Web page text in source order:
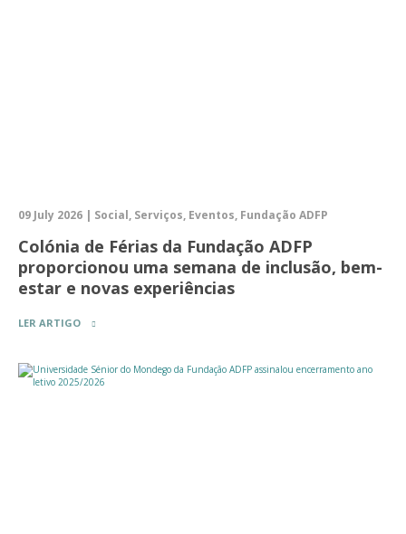
09 July 2026 | Social, Serviços, Eventos, Fundação ADFP
Colónia de Férias da Fundação ADFP
proporcionou uma semana de inclusão, bem-
estar e novas experiências
LER ARTIGO